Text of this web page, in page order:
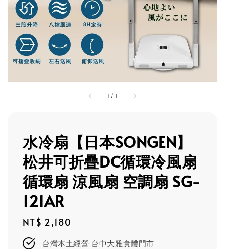
1 / 1
水冷扇【日本SONGEN】
松井可折疊DC循環冷風扇
循環扇 涼風扇 空調扇 SG-
121AR
Regular
price
NT$ 2,180
台灣本土經營 台中大雅實體門市